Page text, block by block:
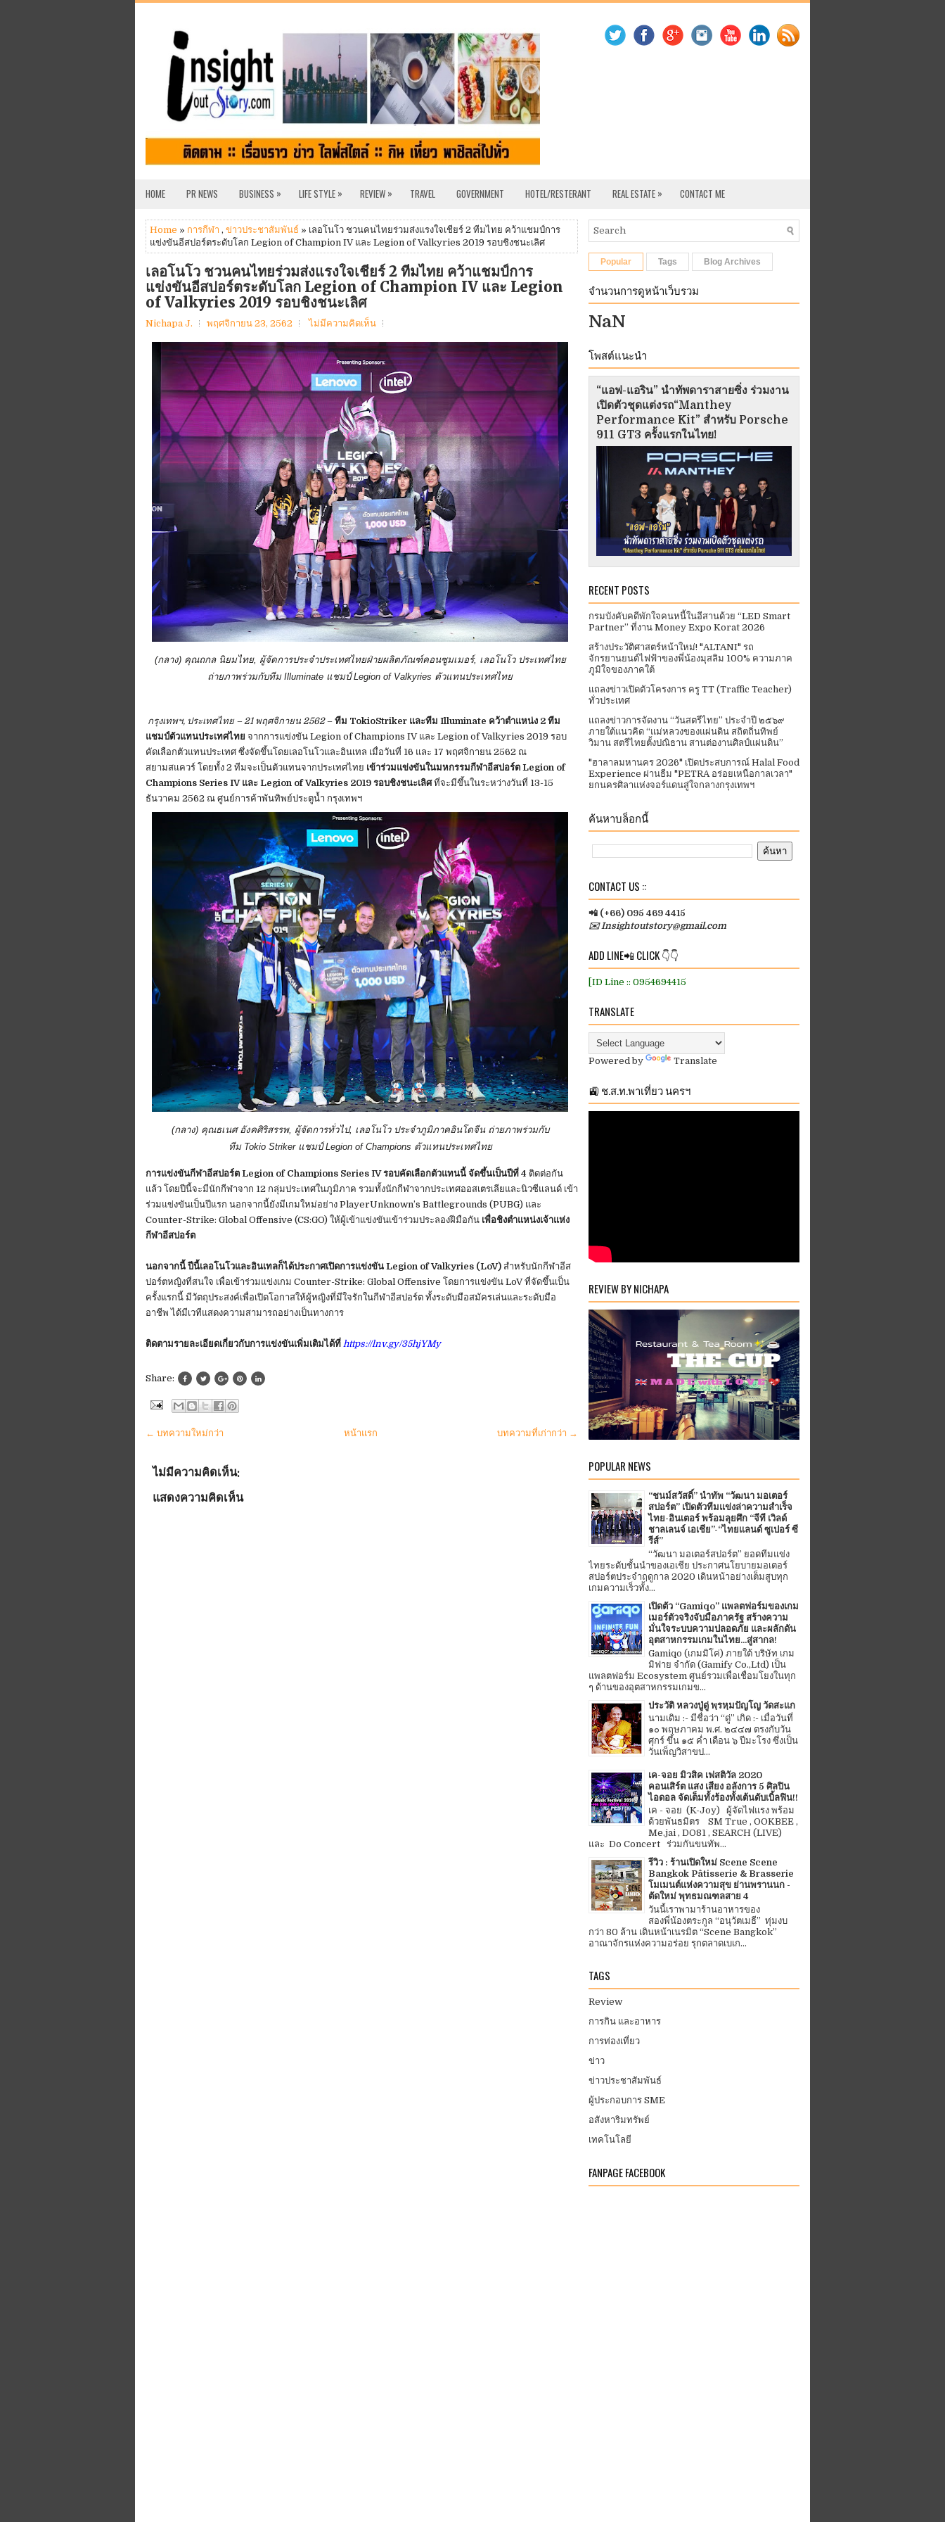
HOME PR NEWS BUSINESS » LIFE STYLE » REVIEW » TRAVEL GOVERNMENT HOTEL/RESTERANT REAL ESTATE » CONTACT ME
Home » การกีฬา , ข่าวประชาสัมพันธ์ » เลอโนโว ชวนคนไทยร่วมส่งแรงใจเชียร์ 2 ทีมไทย คว้าแชมป์การ
แข่งขันอีสปอร์ตระดับโลก Legion of Champion IV และ Legion of Valkyries 2019 รอบชิงชนะเลิศ
เลอโนโว ชวนคนไทยร่วมส่งแรงใจเชียร์ 2 ทีมไทย คว้าแชมป์การ
แข่งขันอีสปอร์ตระดับโลก Legion of Champion IV และ Legion
of Valkyries 2019 รอบชิงชนะเลิศ
Nichapa J. พฤศจิกายน 23, 2562 ไม่มีความคิดเห็น
(กลาง) คุณถกล นิยมไทย, ผู้จัดการประจำประเทศไทยฝ่ายผลิตภัณฑ์คอนซูมเมอร์, เลอโนโว ประเทศไทย
ถ่ายภาพร่วมกับทีม Illuminate แชมป์Legion of Valkyries ตัวแทนประเทศไทย
กรุงเทพฯ, ประเทศไทย – 21 พฤศจิกายน 2562– ทีม TokioStriker และทีม Illuminate คว้าตำแหน่ง 2 ทีม
แชมป์ตัวแทนประเทศไทย จากการแข่งขัน Legion of Champions IV และ Legion of Valkyries 2019 รอบ
คัดเลือกตัวแทนประเทศ ซึ่งจัดขึ้นโดยเลอโนโวและอินเทล เมื่อวันที่ 16 และ 17 พฤศจิกายน 2562 ณ
สยามสแควร์ โดยทั้ง 2 ทีมจะเป็นตัวแทนจากประเทศไทย เข้าร่วมแข่งขันในมหกรรมกีฬาอีสปอร์ต Legion of
Champions Series IV และ Legion of Valkyries 2019 รอบชิงชนะเลิศที่จะมีขึ้นในระหว่างวันที่ 13-15
ธันวาคม 2562 ณ ศูนย์การค้าพันทิพย์ประตูน้ำ กรุงเทพฯ
(กลาง) คุณธเนศ อังคศิริสรรพ, ผู้จัดการทั่วไป, เลอโนโว ประจำภูมิภาคอินโดจีน ถ่ายภาพร่วมกับ
ทีม Tokio Strikerแชมป์Legion of Champions ตัวแทนประเทศไทย
การแข่งขันกีฬาอีสปอร์ต Legion of Champions Series IV รอบคัดเลือกตัวแทนนี้ จัดขึ้นเป็นปีที่ 4 ติดต่อกัน
แล้ว โดยปีนี้จะมีนักกีฬาจาก 12 กลุ่มประเทศในภูมิภาค รวมทั้งนักกีฬาจากประเทศออสเตรเลียและนิวซีแลนด์ เข้า
ร่วมแข่งขันเป็นปีแรก นอกจากนี้ยังมีเกมใหม่อย่าง PlayerUnknown’s Battlegrounds (PUBG) และ
Counter-Strike: Global Offensive (CS:GO) ให้ผู้เข้าแข่งขันเข้าร่วมประลองฝีมือกัน เพื่อชิงตำแหน่งเจ้าแห่ง
กีฬาอีสปอร์ต
นอกจากนี้ ปีนี้เลอโนโวและอินเทลก็ได้ประกาศเปิดการแข่งขัน Legion of Valkyries (LoV) สำหรับนักกีฬาอีส
ปอร์ตหญิงที่สนใจ เพื่อเข้าร่วมแข่งเกม Counter-Strike: Global Offensive โดยการแข่งขัน LoV ที่จัดขึ้นเป็น
ครั้งแรกนี้ มีวัตถุประสงค์เพื่อเปิดโอกาสให้ผู้หญิงที่มีใจรักในกีฬาอีสปอร์ต ทั้งระดับมือสมัครเล่นและระดับมือ
อาชีพ ได้มีเวทีแสดงความสามารถอย่างเป็นทางการ
ติดตามรายละเอียดเกี่ยวกับการแข่งขันเพิ่มเติมได้ที่ https://lnv.gy/35hjYMy
Share:
← บทความใหม่กว่า บทความที่เก่ากว่า →
หน้าแรก
ไม่มีความคิดเห็น:
แสดงความคิดเห็น
Popular Tags Blog Archives
จำนวนการดูหน้าเว็บรวม
NaN
โพสต์แนะนำ
“แอฟ-แอริน” นำทัพดาราสายซิ่ง ร่วมงาน
เปิดตัวชุดแต่งรถ“Manthey
Performance Kit” สำหรับ Porsche
911 GT3 ครั้งแรกในไทย!
RECENT POSTS
กรมบังคับคดีพักใจคนหนี้ในอีสานด้วย “LED Smart
Partner” ที่งาน Money Expo Korat 2026
สร้างประวัติศาสตร์หน้าใหม่! "ALTANI" รถ
จักรยานยนต์ไฟฟ้าของพี่น้องมุสลิม 100% ความภาค
ภูมิใจของภาคใต้
แถลงข่าวเปิดตัวโครงการ ครู TT (Traffic Teacher)
ทั่วประเทศ​
แถลงข่าวการจัดงาน “วันสตรีไทย” ประจําปี ๒๕๖๙
ภายใต้แนวคิด “แม่หลวงของแผ่นดิน สถิตถิ่นทิพย์
วิมาน สตรีไทยตั้งปณิธาน สานต่องานศิลป์แผ่นดิน”
"ฮาลาลมหานคร 2026" เปิดประสบการณ์ Halal Food
Experience ผ่านธีม "PETRA อร่อยเหนือกาลเวลา"
ยกนครศิลาแห่งจอร์แดนสู่ใจกลางกรุงเทพฯ
ค้นหาบล็อกนี้
CONTACT US ::
📲 (+66) 095 469 4415
✉️ Insightoutstory@gmail.com
ADD LINE📲 CLICK 👇👇
[ID Line :: 0954694415
TRANSLATE
Powered by Translate
🚉 ช.ส.ท.พาเที่ยว นครฯ
REVIEW BY NICHAPA
POPULAR NEWS
“ชนม์สวัสดิ์” นำทัพ “วัฒนา มอเตอร์
สปอร์ต” เปิดตัวทีมแข่งล่าความสำเร็จ
ไทย-อินเตอร์ พร้อมลุยศึก “จีที เวิลด์
ชาลเลนจ์ เอเชีย”-“ไทยแลนด์ ซูเปอร์ ซี
รีส์”
“วัฒนา มอเตอร์สปอร์ต” ยอดทีมแข่ง
ไทยระดับชั้นนำของเอเชีย ประกาศนโยบายมอเตอร์
สปอร์ตประจำฤดูกาล 2020 เดินหน้าอย่างเต็มสูบทุก
เกมความเร็วทั้ง...
เปิดตัว “Gamiqo” แพลตฟอร์มของเกม
เมอร์ตัวจริงจับมือภาครัฐ สร้างความ
มั่นใจระบบความปลอดภัย และผลักดัน
อุตสาหกรรมเกมในไทย...สู่สากล!
Gamiqo (เกมมิโค่) ภายใต้ บริษัท เกม
มิฟาย จำกัด (Gamify Co.,Ltd) เป็น
แพลตฟอร์ม Ecosystem ศูนย์รวมเพื่อเชื่อมโยงในทุก
ๆ ด้านของอุตสาหกรรมเกมข...
ประวัติ หลวงปู่ดู่ พฺรหฺมปัญโญ วัดสะแก
นามเดิม :- มีชื่อว่า “ดู่” เกิด :- เมื่อวันที่
๑๐ พฤษภาคม พ.ศ. ๒๔๔๗ ตรงกับวัน
ศุกร์ ขึ้น ๑๕ ค่ำ เดือน ๖ ปีมะโรง ซึ่งเป็น
วันเพ็ญวิสาขป...
เค-จอย มิวสิค เฟสติวัล 2020
คอนเสิร์ต แสง เสียง อลังการ 5 ศิลปิน
ไอดอล จัดเต็มทั้งร้องทั้งเต้นดับเบิ้ลฟิน!!
เค - จอย (K-Joy) ผู้จัดไฟแรง พร้อม
ด้วยพันธมิตร SM True , OOKBEE ,
Me.jai , DO81 , SEARCH (LIVE)
และ Do Concert ร่วมกันขนทัพ...
รีวิว : ร้านเปิดใหม่ Scene Scene
Bangkok Pâtisserie & Brasserie
โมเมนต์แห่งความสุข ย่านพรานนก -
ตัดใหม่ พุทธมณฑลสาย 4
วันนี้เราพามาร้านอาหารของ
สองพี่น้องตระกูล “อนุวัตเมธี” ทุ่มงบ
กว่า 80 ล้าน เดินหน้าเนรมิต “Scene Bangkok”
อาณาจักรแห่งความอร่อย รุกตลาดเบเก...
TAGS
Review
การกิน และอาหาร
การท่องเที่ยว
ข่าว
ข่าวประชาสัมพันธ์
ผู้ประกอบการ SME
อสังหาริมทรัพย์
เทคโนโลยี
FANPAGE FACEBOOK